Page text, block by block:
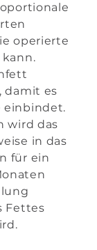
operierte
damit es
einbindet.
wird das
in das
für ein
Fettes